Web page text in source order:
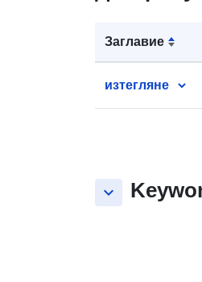
Заглавие
изтегляне
keyboard_arrow_down